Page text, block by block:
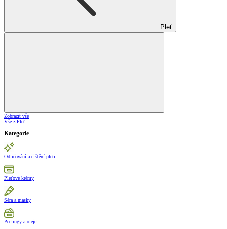
Pleť
Zobrazit vše
Vše z Pleť
Kategorie
Odličování a čištění pleti
Pleťové krémy
Séra a masky
Peelingy a oleje